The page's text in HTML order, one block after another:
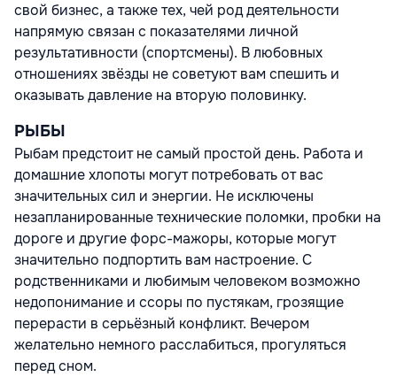
свой бизнес, а также тех, чей род деятельности
напрямую связан с показателями личной
результативности (спортсмены). В любовных
отношениях звёзды не советуют вам спешить и
оказывать давление на вторую половинку.
РЫБЫ
Рыбам предстоит не самый простой день. Работа и
домашние хлопоты могут потребовать от вас
значительных сил и энергии. Не исключены
незапланированные технические поломки, пробки на
дороге и другие форс-мажоры, которые могут
значительно подпортить вам настроение. С
родственниками и любимым человеком возможно
недопонимание и ссоры по пустякам, грозящие
перерасти в серьёзный конфликт. Вечером
желательно немного расслабиться, прогуляться
перед сном.